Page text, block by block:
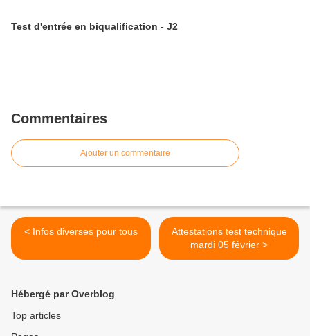
Test d'entrée en biqualification - J2
Commentaires
Ajouter un commentaire
< Infos diverses pour tous
Attestations test technique
mardi 05 février >
Hébergé par Overblog
Top articles